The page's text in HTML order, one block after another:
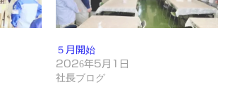
５月開始
2026年5月1日
社長ブログ